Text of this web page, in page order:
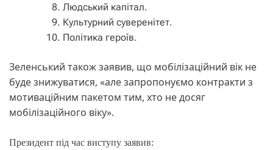
Людський капітал.
Культурний суверенітет.
Політика героїв.
Зеленський також заявив, що мобілізаційний вік не
буде знижуватися, «але запропонуємо контракти з
мотиваційним пакетом тим, хто не досяг
мобілізаційного віку».
Президент під час виступу заявив: